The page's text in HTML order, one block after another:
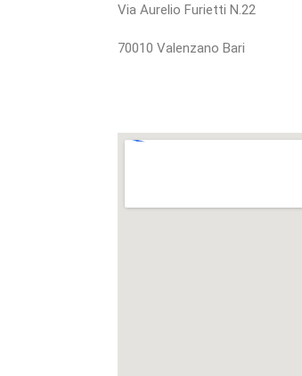
Via Aurelio Furietti N.22
70010 Valenzano Bari